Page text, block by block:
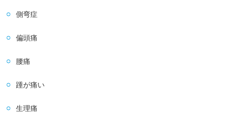
側弯症
偏頭痛
腰痛
踵が痛い
生理痛